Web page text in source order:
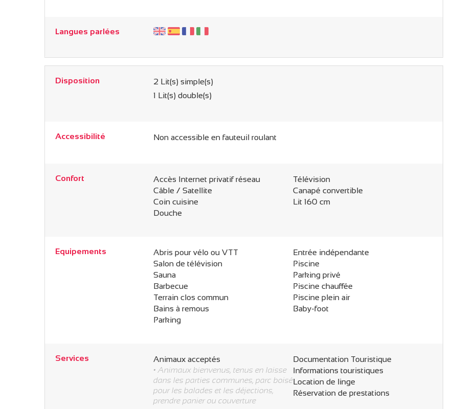
Langues parlées
Disposition 2 Lit(s) simple(s)
1 Lit(s) double(s)
Accessibilité Non accessible en fauteuil roulant
Confort
Accès Internet privatif réseau
Câble / Satellite
Coin cuisine
Douche
Télévision
Canapé convertible
Lit 160 cm
Equipements
Abris pour vélo ou VTT
Salon de télévision
Sauna
Barbecue
Terrain clos commun
Bains à remous
Parking
Entrée indépendante
Piscine
Parking privé
Piscine chauffée
Piscine plein air
Baby-foot
Services
Animaux acceptés
• Animaux bienvenus, tenus en laisse
dans les parties communes, parc boisé
pour les balades et les déjections,
prendre panier ou couverture
Documentation Touristique
Informations touristiques
Location de linge
Réservation de prestations